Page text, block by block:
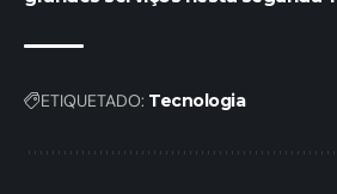
ETIQUETADO: Tecnologia